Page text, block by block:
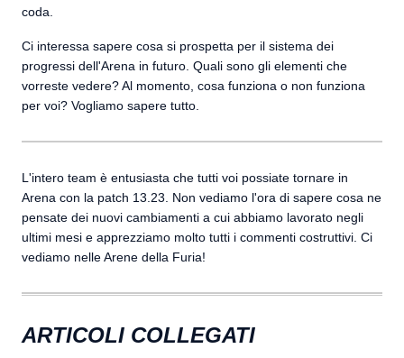
coda.
Ci interessa sapere cosa si prospetta per il sistema dei
progressi dell'Arena in futuro. Quali sono gli elementi che
vorreste vedere? Al momento, cosa funziona o non funziona
per voi? Vogliamo sapere tutto.
L'intero team è entusiasta che tutti voi possiate tornare in
Arena con la patch 13.23. Non vediamo l'ora di sapere cosa ne
pensate dei nuovi cambiamenti a cui abbiamo lavorato negli
ultimi mesi e apprezziamo molto tutti i commenti costruttivi. Ci
vediamo nelle Arene della Furia!
ARTICOLI COLLEGATI